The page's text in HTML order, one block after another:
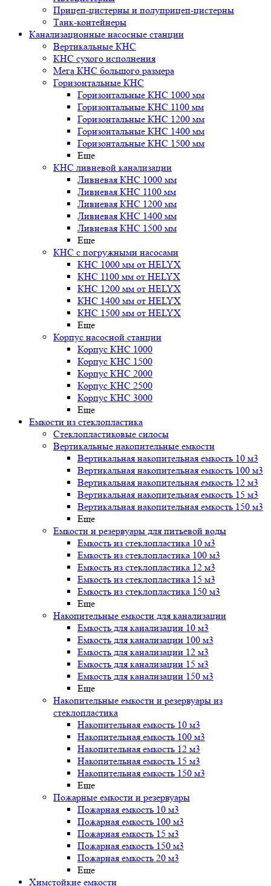
Прицеп-цистерны и полуприцеп-цистерны
Танк-контейнеры
Канализационные насосные станции
Вертикальные КНС
КНС сухого исполнения
Мега КНС большого размера
Горизонтальные КНС
Горизонтальные КНС 1000 мм
Горизонтальные КНС 1100 мм
Горизонтальные КНС 1200 мм
Горизонтальные КНС 1400 мм
Горизонтальные КНС 1500 мм
Еще
КНС ливневой канализации
Ливневая КНС 1000 мм
Ливневая КНС 1100 мм
Ливневая КНС 1200 мм
Ливневая КНС 1400 мм
Ливневая КНС 1500 мм
Еще
КНС с погружными насосами
КНС 1000 мм от HELYX
КНС 1100 мм от HELYX
КНС 1200 мм от HELYX
КНС 1400 мм от HELYX
КНС 1500 мм от HELYX
Еще
Корпус насосной станции
Корпус КНС 1000
Корпус КНС 1500
Корпус КНС 2000
Корпус КНС 2500
Корпус КНС 3000
Еще
Емкости из стеклопластика
Стеклопластиковые силосы
Вертикальные накопительные емкости
Вертикальная накопительная емкость 10 м3
Вертикальная накопительная емкость 100 м3
Вертикальная накопительная емкость 12 м3
Вертикальная накопительная емкость 15 м3
Вертикальная накопительная емкость 150 м3
Еще
Емкости и резервуары для питьевой воды
Емкость из стеклопластика 10 м3
Емкость из стеклопластика 100 м3
Емкость из стеклопластика 12 м3
Емкость из стеклопластика 15 м3
Емкость из стеклопластика 150 м3
Еще
Накопительные емкости для канализации
Емкость для канализации 10 м3
Емкость для канализации 100 м3
Емкость для канализации 12 м3
Емкость для канализации 15 м3
Емкость для канализации 150 м3
Еще
Накопительные емкости и резервуары из
стеклопластика
Накопительная емкость 10 м3
Накопительная емкость 100 м3
Накопительная емкость 12 м3
Накопительная емкость 15 м3
Накопительная емкость 150 м3
Еще
Пожарные емкости и резервуары
Пожарная емкость 10 м3
Пожарная емкость 100 м3
Пожарная емкость 15 м3
Пожарная емкость 150 м3
Пожарная емкость 20 м3
Еще
Химстойкие емкости